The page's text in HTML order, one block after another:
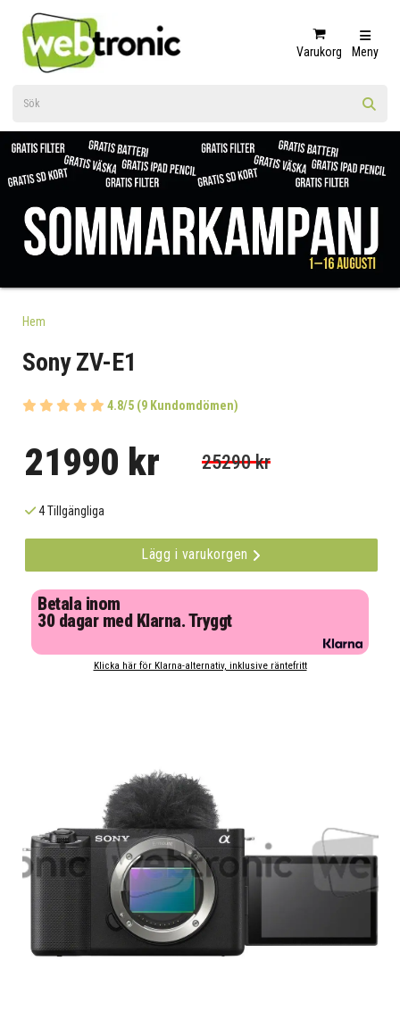
Varukorg Meny
Hem
Sony ZV-E1
4.8/5 (9 Kundomdömen)
21990 kr 25290 kr
4 Tillgängliga
Lägg i varukorgen
Betala inom
30 dagar med Klarna. Tryggt
Klicka här för Klarna-alternativ, inklusive räntefritt